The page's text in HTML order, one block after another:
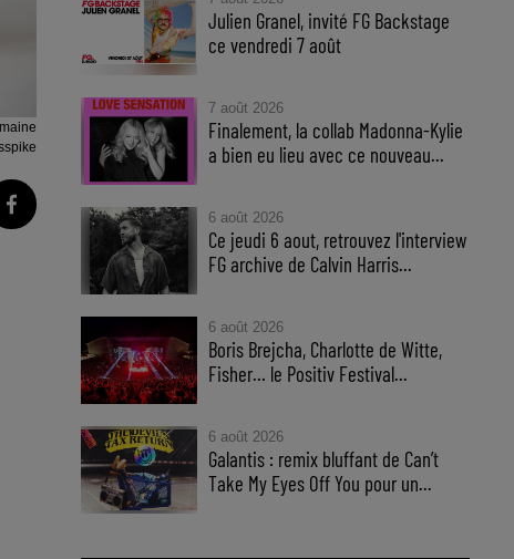
Julien Granel, invité FG Backstage
ce vendredi 7 août
7 août 2026
Finalement, la collab Madonna-Kylie
a bien eu lieu avec ce nouveau...
6 août 2026
Ce jeudi 6 aout, retrouvez l'interview
FG archive de Calvin Harris...
6 août 2026
Boris Brejcha, Charlotte de Witte,
Fisher… le Positiv Festival...
6 août 2026
Galantis : remix bluffant de Can’t
Take My Eyes Off You pour un...